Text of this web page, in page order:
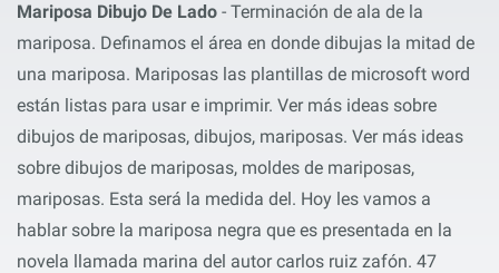
Mariposa Dibujo De Lado - Terminación de ala de la
mariposa. Definamos el área en donde dibujas la mitad de
una mariposa. Mariposas las plantillas de microsoft word
están listas para usar e imprimir. Ver más ideas sobre
dibujos de mariposas, dibujos, mariposas. Ver más ideas
sobre dibujos de mariposas, moldes de mariposas,
mariposas. Esta será la medida del. Hoy les vamos a
hablar sobre la mariposa negra que es presentada en la
novela llamada marina del autor carlos ruiz zafón. 47